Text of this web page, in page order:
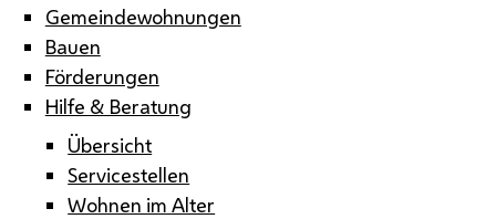
Gemeindewohnungen
Bauen
Förderungen
Hilfe & Beratung
Übersicht
Servicestellen
Wohnen im Alter